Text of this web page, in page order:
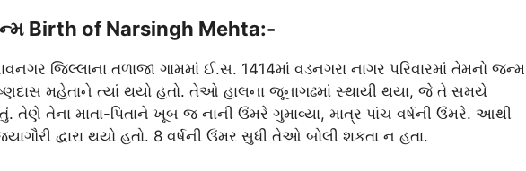
Birth of Narsingh Mehta:-
જિલ્લાના તળાજા ગામમાં ઈ.સ. 1414માં વડનગરા નાગર પરિવારમાં તેમનો જન્મ
મહેતાને ત્યાં થયો હતો. તેઓ હાલના જૂનાગઢમાં સ્થાયી થયા, જે તે સમયે
તેણે તેના માતા-પિતાને ખૂબ જ નાની ઉંમરે ગુમાવ્યા, માત્ર પાંચ વર્ષની ઉંમરે. આથી
દ્વારા થયો હતો. 8 વર્ષની ઉંમર સુધી તેઓ બોલી શકતા ન હતા.